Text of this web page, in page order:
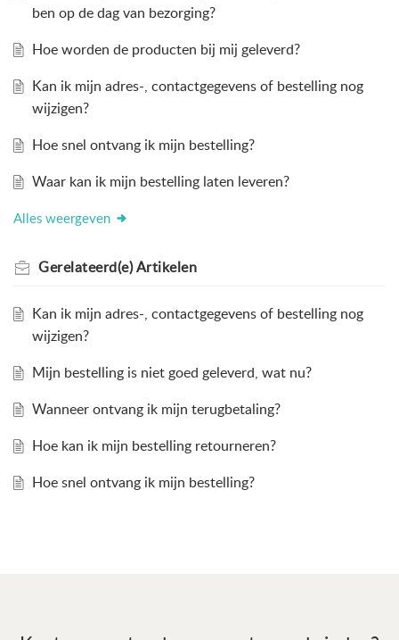
ben op de dag van bezorging?
Hoe worden de producten bij mij geleverd?
Kan ik mijn adres-, contactgegevens of bestelling nog
wijzigen?
Hoe snel ontvang ik mijn bestelling?
Waar kan ik mijn bestelling laten leveren?
Alles weergeven
Gerelateerd(e)Artikelen
Kan ik mijn adres-, contactgegevens of bestelling nog
wijzigen?
Mijn bestelling is niet goed geleverd, wat nu?
Wanneer ontvang ik mijn terugbetaling?
Hoe kan ik mijn bestelling retourneren?
Hoe snel ontvang ik mijn bestelling?